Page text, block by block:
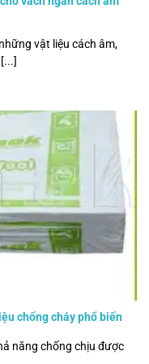
vật liệu cách âm,
chống cháy phổ biến
năng chống chịu được